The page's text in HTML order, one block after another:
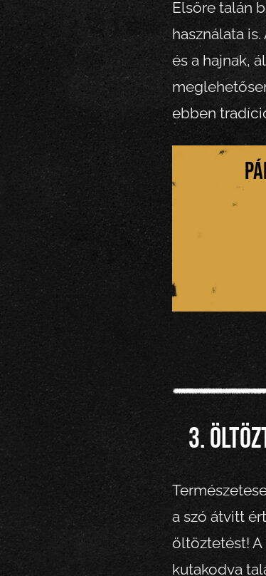
Elsőre talán
használata
és a hajnak,
ebben
3.
a szó átvitt
öltöztetést!
kutakodva